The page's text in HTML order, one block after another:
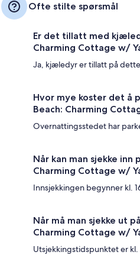
Ofte stilte spørsmål
Er det tillatt med
Charming Cottage w/
Ja, kjæledyr er tillatt på
Hvor mye koster det å
Beach: Charming
Overnattingsstedet har
Når kan man sjekke inn
Charming Cottage w/
Innsjekkingen begynner kl.
Når må man sjekke ut
Charming Cottage w/
Utsjekkingstidspunktet er kl.